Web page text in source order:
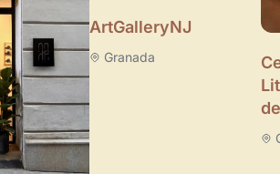
ArtGalleryNJ
Granada